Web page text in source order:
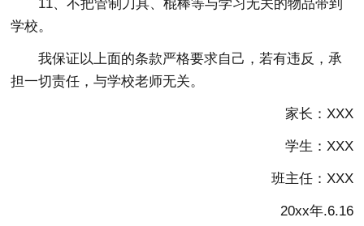
11、不把管制刀具、棍棒等与学习无关的物品带到
学校。
我保证以上面的条款严格要求自己，若有违反，承
担一切责任，与学校老师无关。
家长：XXX
学生：XXX
班主任：XXX
20xx年.6.16